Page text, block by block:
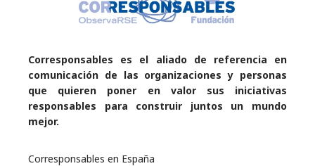
Corresponsables es el aliado de referencia en
comunicación de las organizaciones y personas
que quieren poner en valor sus iniciativas
responsables para construir juntos un mundo
mejor.
Corresponsables en España